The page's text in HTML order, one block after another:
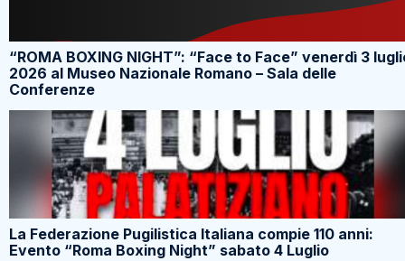
“ROMA BOXING NIGHT”: “Face to Face” venerdì 3
2026 al Museo Nazionale Romano – Sala delle
Conferenze
La Federazione Pugilistica Italiana compie 110 anni:
Evento “Roma Boxing Night” sabato 4 Luglio